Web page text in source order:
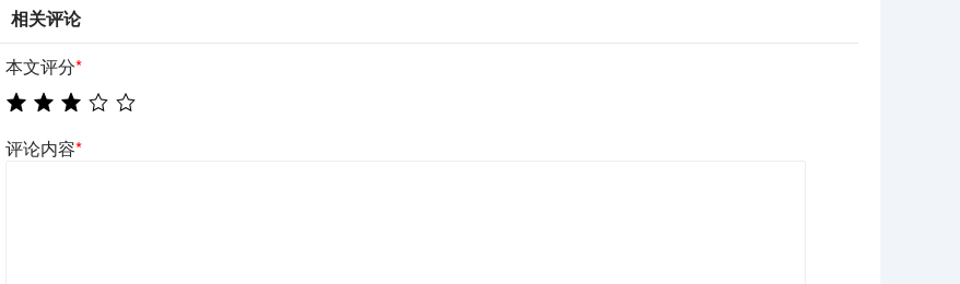
相关评论
本文评分*
评论内容*